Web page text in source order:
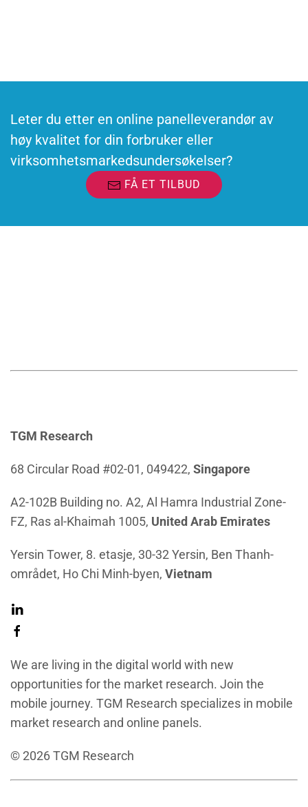
Leter du etter en online panelleverandør av
høy kvalitet for din forbruker eller
virksomhetsmarkedsundersøkelser?
FÅ ET TILBUD
TGM Research
68 Circular Road #02-01, 049422, Singapore
A2-102B Building no. A2, Al Hamra Industrial Zone-
FZ, Ras al-Khaimah 1005, United Arab Emirates
Yersin Tower, 8. etasje, 30-32 Yersin, Ben Thanh-
området, Ho Chi Minh-byen, Vietnam
We are living in the digital world with new
opportunities for the market research. Join the
mobile journey. TGM Research specializes in mobile
market research and online panels.
© 2026TGM Research